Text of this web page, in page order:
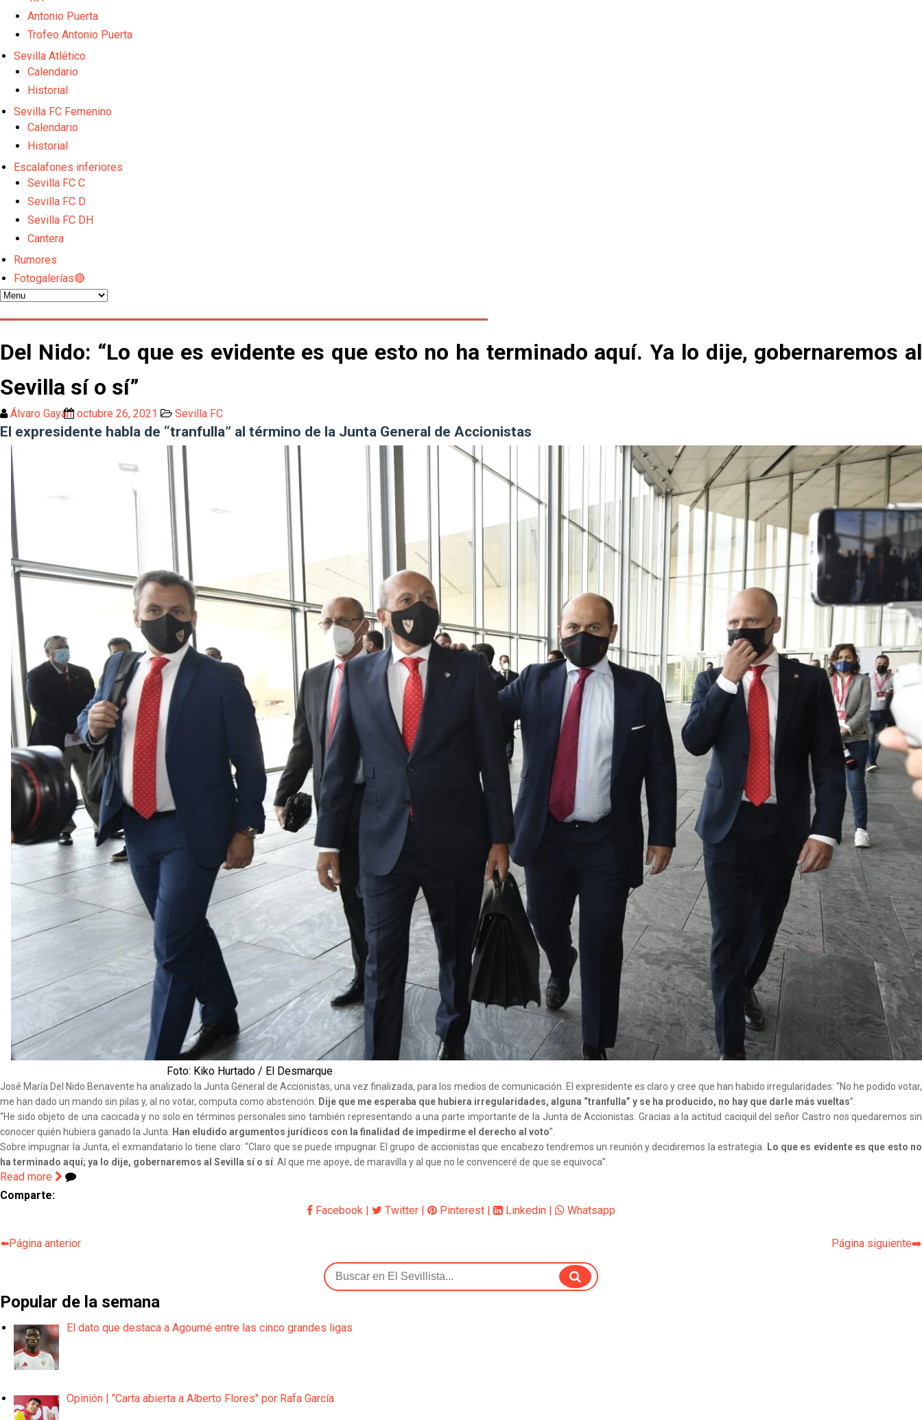
Vargas y Sow se incorporan al grupo en la sesión del martes
Patrick Mercado no jugará en el Sevilla FC
Nico Guillén:"Es importante que el equipo sea una familia y se refleje en el campo"
Antonio Puerta
Trofeo Antonio Puerta
Sevilla Atlético
Calendario
Historial
Sevilla FC Femenino
Calendario
Historial
Escalafones inferiores
Sevilla FC C
Sevilla FC D
Sevilla FC DH
Cantera
Rumores
Fotogalerías🔴
Del Nido: “Lo que es evidente es que esto no ha terminado aquí. Ya lo dije, gobernaremos al
Sevilla sí o sí”
Álvaro Gayán octubre 26, 2021 Sevilla FC
El expresidente habla de “tranfulla” al término de la Junta General de Accionistas
Foto: Kiko Hurtado / El Desmarque
José María Del Nido Benavente ha analizado la Junta General de Accionistas, una vez finalizada, para los medios de comunicación. El expresidente es claro y cree que han habido irregularidades: “No he podido votar,
me han dado un mando sin pilas y, al no votar, computa como abstención.
Dije que me esperaba que hubiera irregularidades, alguna “tranfulla” y se ha producido, no hay que darle más vueltas”.
“He sido objeto de una cacicada y no solo en términos personales sino también representando a una parte importante de la Junta de Accionistas. Gracias a la actitud caciquil del señor Castro nos quedaremos sin
conocer quién hubiera ganado la Junta.
Han eludido argumentos jurídicos con la finalidad de impedirme el derecho al voto”.
Sobre impugnar la Junta, el exmandatario lo tiene claro: “Claro que se puede impugnar. El grupo de accionistas que encabezo tendremos un reunión y decidiremos la estrategia.
Lo que es evidente es que esto no
ha terminado aquí; ya lo dije, gobernaremos al Sevilla sí o sí . Al que me apoye, de maravilla y al que no le convenceré de que se equivoca”.
Read more
Comparte:
Facebook | Twitter | Pinterest | Linkedin | Whatsapp
⬅️Página anterior Página siguiente➡️
Popular de la semana
El dato que destaca a Agoumé entre las cinco grandes ligas
Opinión | "Carta abierta a Alberto Flores" por Rafa García